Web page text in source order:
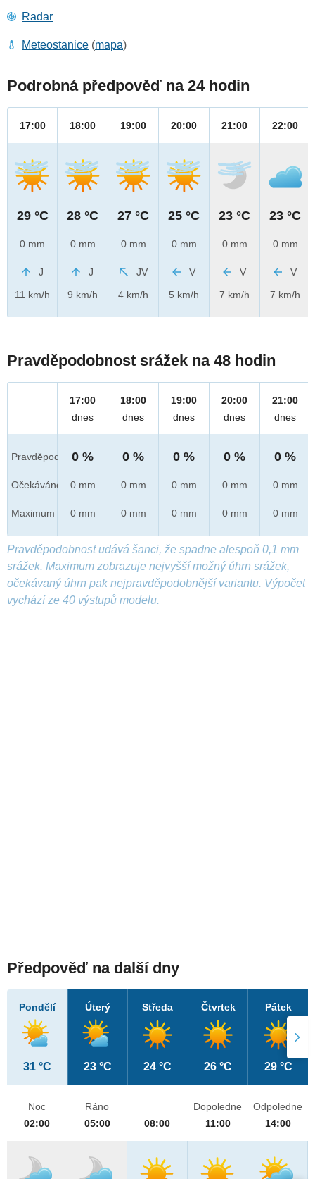
Radar
Meteostanice (mapa)
Podrobná předpověď na 24 hodin
17:00
29 °C
0 mm
J
11 km/h
18:00
28 °C
0 mm
J
9 km/h
19:00
27 °C
0 mm
JV
4 km/h
20:00
25 °C
0 mm
V
5 km/h
21:00
23 °C
0 mm
V
7 km/h
22:00
23 °C
0 mm
V
7 km/h
Pravděpodobnost srážek na 48 hodin
Pravděpod.
Očekáváno
Maximum
17:00
dnes
0 %
0 mm
0 mm
18:00
dnes
0 %
0 mm
0 mm
19:00
dnes
0 %
0 mm
0 mm
20:00
dnes
0 %
0 mm
0 mm
21:00
dnes
0 %
0 mm
0 mm
Pravděpodobnost udává šanci, že spadne alespoň 0,1 mm
srážek. Maximum zobrazuje nejvyšší možný úhrn srážek,
očekávaný úhrn pak nejpravděpodobnější variantu. Výpočet
vychází ze 40 výstupů modelu.
Předpověď na další dny
Pondělí
31 °C
Úterý
23 °C
Středa
24 °C
Čtvrtek
26 °C
Pátek
29 °C
Noc
02:00
Ráno
05:00
08:00
Dopoledne
11:00
Odpoledne
14:00